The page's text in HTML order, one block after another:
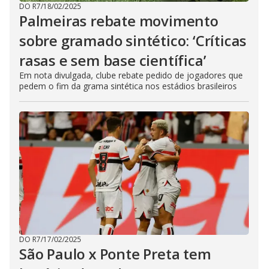
DO R7/18/02/2025
Palmeiras rebate movimento
sobre gramado sintético: ‘Críticas
rasas e sem base científica’
Em nota divulgada, clube rebate pedido de jogadores que
pedem o fim da grama sintética nos estádios brasileiros
DO R7/17/02/2025
São Paulo x Ponte Preta tem